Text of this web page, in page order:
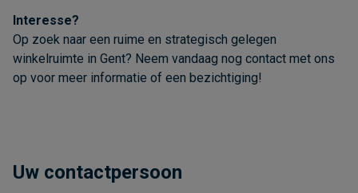
Interesse?
Op zoek naar een ruime en strategisch gelegen
winkelruimte in Gent? Neem vandaag nog contact met ons
op voor meer informatie of een bezichtiging!
Uw contactpersoon